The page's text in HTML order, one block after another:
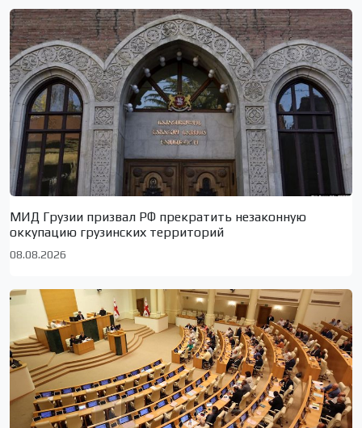
МИД Грузии призвал РФ прекратить незаконную
оккупацию грузинских территорий
08.08.2026